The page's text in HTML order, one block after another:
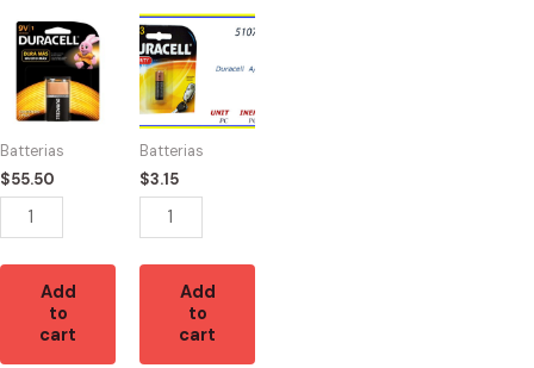
Batterias
$55.50
10111
Duracell
9V
(1)
quantity
Add
to
cart
Batterias
$3.15
51072
-
DURACELL
A23
2PK
quantity
Add
to
cart